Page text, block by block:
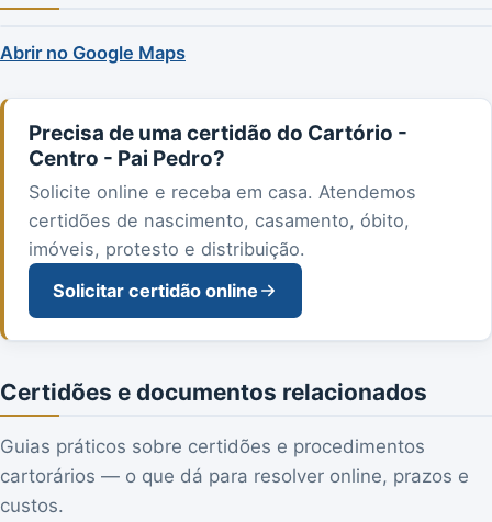
Abrir no Google Maps
Precisa de uma certidão do Cartório -
Centro - Pai Pedro?
Solicite online e receba em casa. Atendemos
certidões de nascimento, casamento, óbito,
imóveis, protesto e distribuição.
Solicitar certidão online
Certidões e documentos relacionados
Guias práticos sobre certidões e procedimentos
cartorários — o que dá para resolver online, prazos e
custos.